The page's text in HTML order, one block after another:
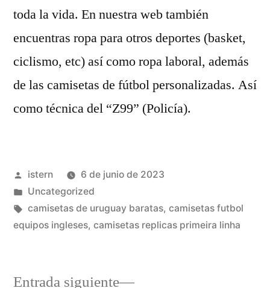
toda la vida. En nuestra web también
encuentras ropa para otros deportes (basket,
ciclismo, etc) así como ropa laboral, además
de las camisetas de fútbol personalizadas. Así
como técnica del “Z99” (Policía).
Publicado
por
istern
6 de junio de 2023
Publicado
en
Uncategorized
Etiquetas:
camisetas de uruguay baratas, camisetas futbol
equipos ingleses, camisetas replicas primeira linha
Entrada siguiente
Entrada